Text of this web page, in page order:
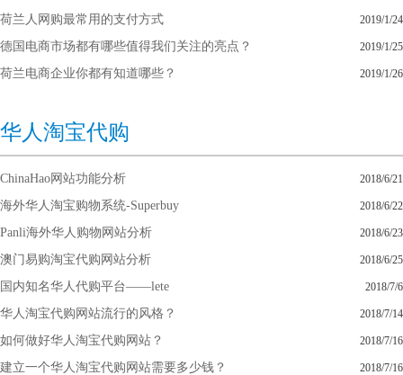
荷兰人网购最常用的支付方式 2019/1/24
德国电商市场都有哪些值得我们关注的亮点？ 2019/1/25
荷兰电商企业你都有知道哪些？ 2019/1/26
华人淘宝代购
ChinaHao网站功能分析 2018/6/21
海外华人淘宝购物系统-Superbuy 2018/6/22
Panli海外华人购物网站分析 2018/6/23
澳门易购淘宝代购网站分析 2018/6/25
国内知名华人代购平台——lete 2018/7/6
华人淘宝代购网站流行的风格？ 2018/7/14
如何做好华人淘宝代购网站？ 2018/7/16
建立一个华人淘宝代购网站需要多少钱？ 2018/7/16